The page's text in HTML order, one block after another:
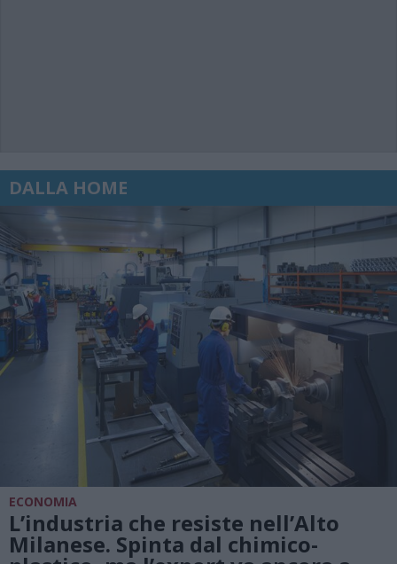
DALLA HOME
ECONOMIA
L’industria che resiste nell’Alto
Milanese. Spinta dal chimico-